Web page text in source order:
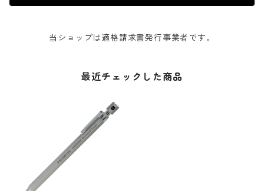
当ショップは適格請求書発行事業者です。
最近チェックした商品